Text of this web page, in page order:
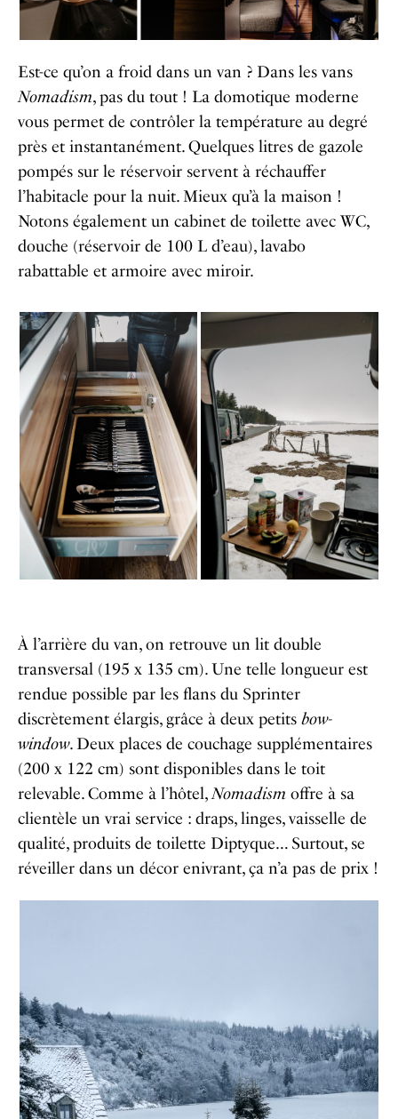
Est-ce qu’on a froid dans un van ? Dans les vans
Nomadism, pas du tout ! La domotique moderne
vous permet de contrôler la température au degré
près et instantanément. Quelques litres de gazole
pompés sur le réservoir servent à réchauffer
l’habitacle pour la nuit. Mieux qu’à la maison !
Notons également un cabinet de toilette avec WC,
douche (réservoir de 100 L d’eau), lavabo
rabattable et armoire avec miroir.
À l’arrière du van, on retrouve un lit double
transversal (195 x 135 cm). Une telle longueur est
rendue possible par les flans du Sprinter
discrètement élargis, grâce à deux petits bow-
window. Deux places de couchage supplémentaires
(200 x 122 cm) sont disponibles dans le toit
relevable. Comme à l’hôtel,Nomadism offre à sa
clientèle un vrai service : draps, linges, vaisselle de
qualité, produits de toilette Diptyque… Surtout, se
réveiller dans un décor enivrant, ça n’a pas de prix !